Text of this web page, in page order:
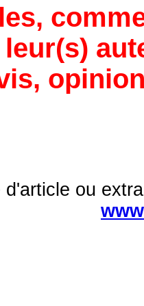
d'article ou